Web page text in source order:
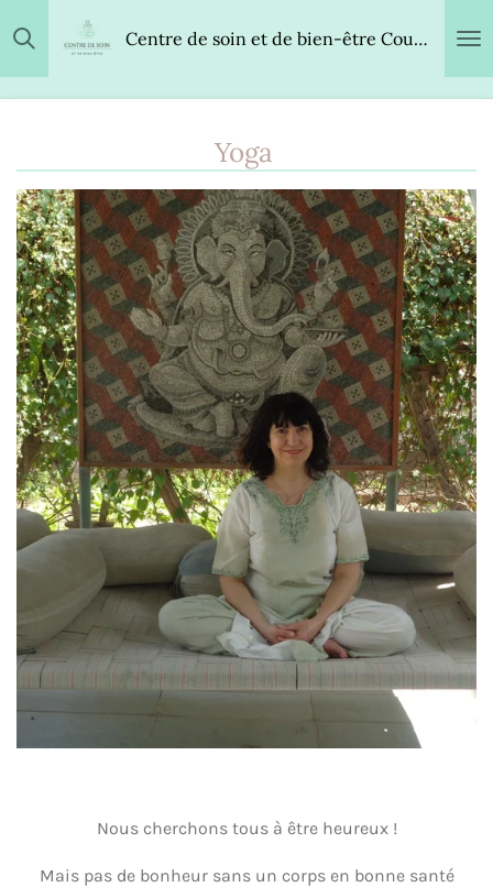
Passer
Centre de soin et de bien-être Coursannais
Yoga
Nous cherchons tous à être heureux !
Mais pas de bonheur sans un corps en bonne santé